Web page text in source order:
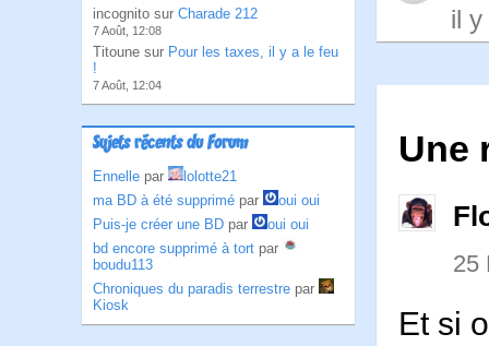
incognito sur Charade 212
7 Août, 12:08
Titoune sur Pour les taxes, il y a le feu
!
7 Août, 12:04
Sujets récents du Forum
Ennelle par
lolotte21
ma BD à été supprimé par
oui oui
Puis-je créer une BD par
oui oui
bd encore supprimé à tort par
boudu113
Chroniques du paradis terrestre par
Kiosk
il y
Une
25
Et si